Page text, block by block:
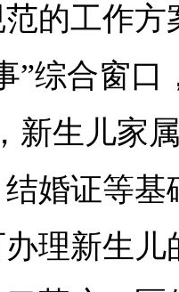
的工作
”综合窗
新生儿家
婚证等
理新生